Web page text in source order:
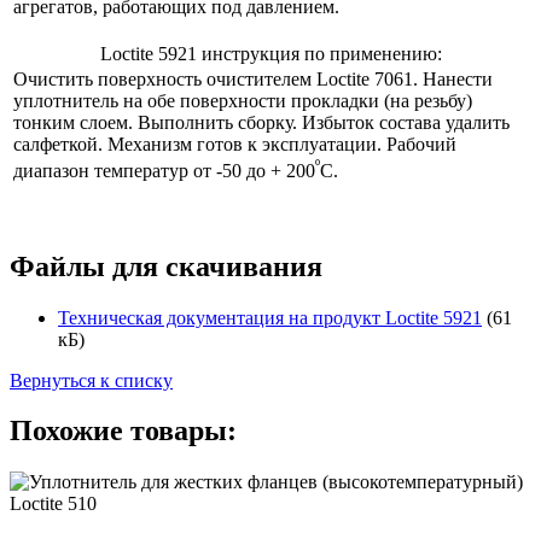
агрегатов, работающих под давлением.
Loctite 5921 инструкция по применению:
Очистить поверхность очистителем Loctite 7061. Нанести
уплотнитель на обе поверхности прокладки (на резьбу)
тонким слоем. Выполнить сборку. Избыток состава удалить
салфеткой. Механизм готов к эксплуатации. Рабочий
диапазон температур от -50 до + 200ºС.
Файлы для скачивания
Техническая документация на продукт Loctite 5921 (61
кБ)
Вернуться к списку
Похожие товары: